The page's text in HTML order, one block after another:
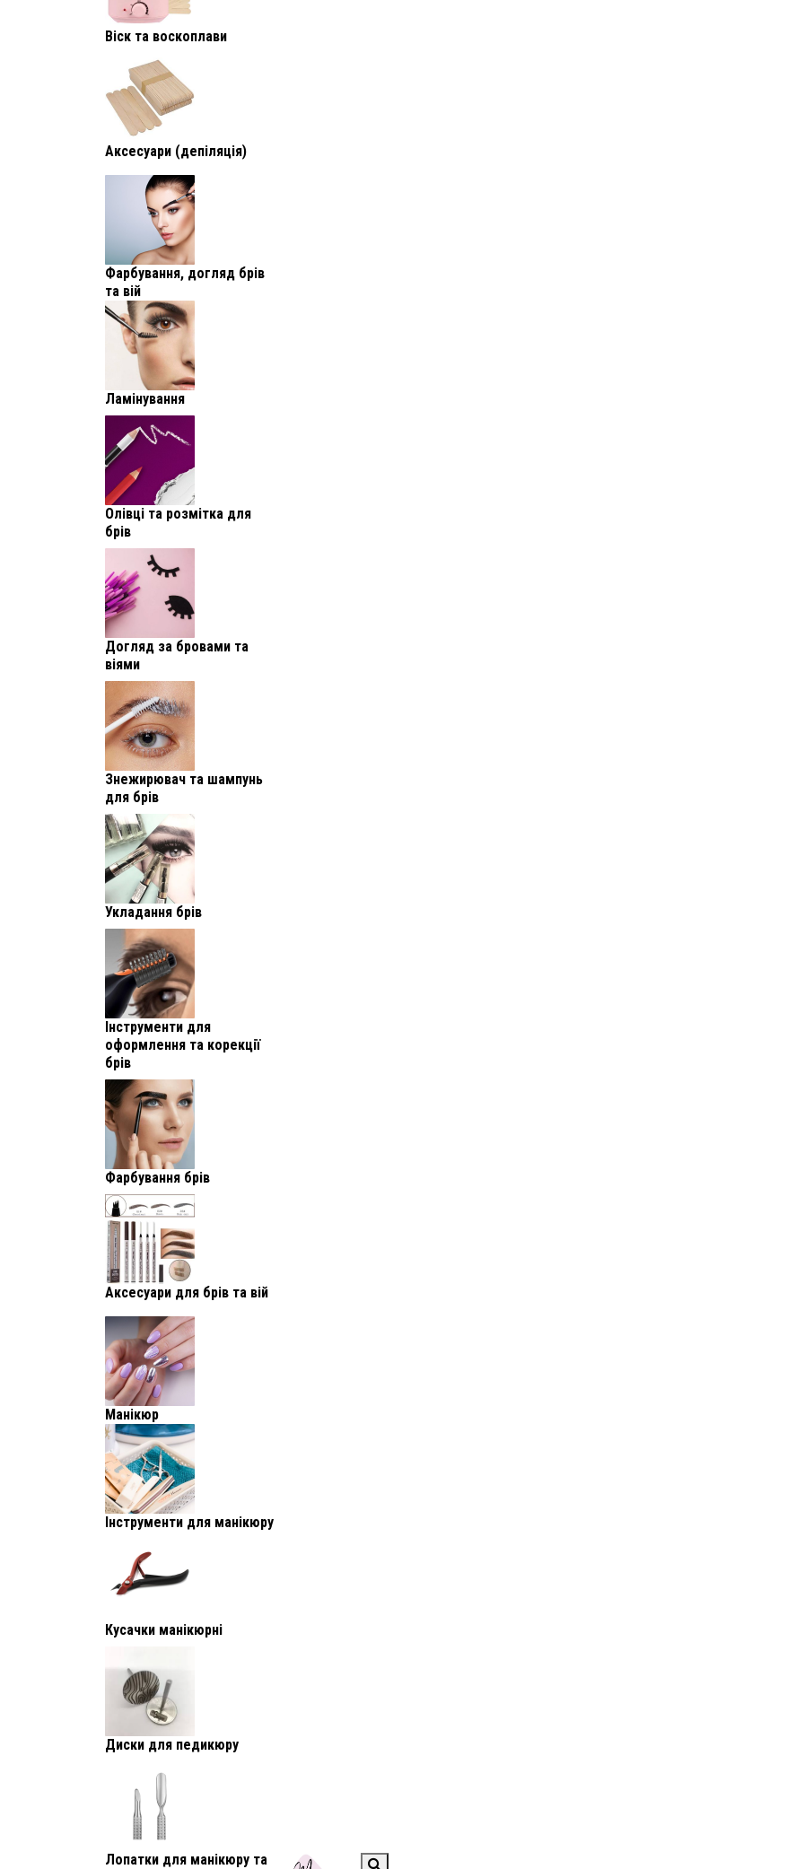
Віск та воскоплави
Аксесуари (депіляція)
Фарбування, догляд брів
та вій
Ламінування
Олівці та розмітка для
брів
Догляд за бровами та
віями
Знежирювач та шампунь
для брів
Укладання брів
Інструменти для
оформлення та корекції
брів
Фарбування брів
Аксесуари для брів та вій
Манікюр
Інструменти для манікюру
Кусачки манікюрні
Диски для педикюру
Лопатки для манікюру та